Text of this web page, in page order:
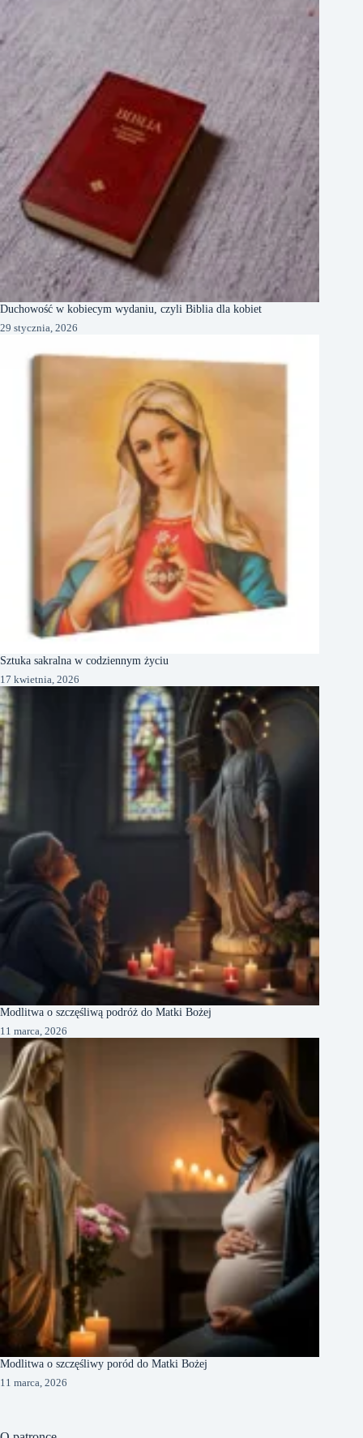
Duchowość w kobiecym wydaniu, czyli Biblia dla kobiet
29 stycznia, 2026
Sztuka sakralna w codziennym życiu
17 kwietnia, 2026
Modlitwa o szczęśliwą podróż do Matki Bożej
11 marca, 2026
Modlitwa o szczęśliwy poród do Matki Bożej
11 marca, 2026